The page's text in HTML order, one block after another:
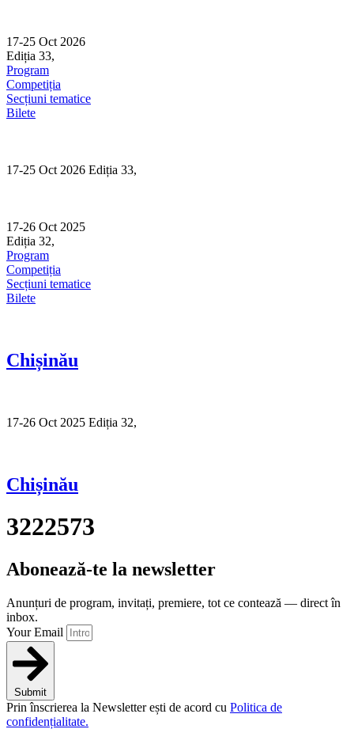
content
17-25 Oct 2026
Ediția 33,
Program
Competiția
Secțiuni tematice
Bilete
17-25 Oct 2026 Ediția 33,
17-26 Oct 2025
Ediția 32,
Program
Competiția
Secțiuni tematice
Bilete
Chișinău
17-26 Oct 2025 Ediția 32,
Chișinău
3222573
Abonează-te la newsletter
Anunțuri de program, invitați, premiere, tot ce contează — direct în
inbox.
Your Email
Submit
Prin înscrierea la Newsletter ești de acord cu Politica de
confidențialitate.